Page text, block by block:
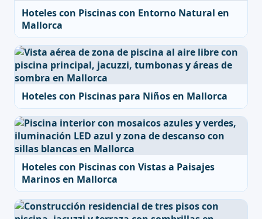
Hoteles con Piscinas con Entorno Natural en
Mallorca
Hoteles con Piscinas para Niños en Mallorca
Hoteles con Piscinas con Vistas a Paisajes
Marinos en Mallorca